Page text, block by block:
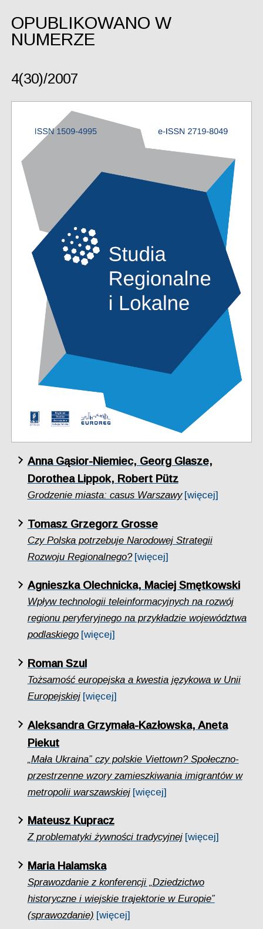
OPUBLIKOWANO W
NUMERZE
4(30)/2007
Anna Gąsior-Niemiec, Georg Glasze,
Dorothea Lippok, Robert Pütz
Grodzenie miasta: casus Warszawy [więcej]
Tomasz Grzegorz Grosse
Czy Polska potrzebuje Narodowej Strategii
Rozwoju Regionalnego? [więcej]
Agnieszka Olechnicka, Maciej Smętkowski
Wpływ technologii teleinformacyjnych na rozwój
regionu peryferyjnego na przykładzie województwa
podlaskiego [więcej]
Roman Szul
Tożsamość europejska a kwestia językowa w Unii
Europejskiej [więcej]
Aleksandra Grzymała-Kazłowska, Aneta
Piekut
„Mała Ukraina” czy polskie Viettown? Społeczno-
przestrzenne wzory zamieszkiwania imigrantów w
metropolii warszawskiej [więcej]
Mateusz Kupracz
Z problematyki żywności tradycyjnej [więcej]
Maria Halamska
Sprawozdanie z konferencji „Dziedzictwo
historyczne i wiejskie trajektorie w Europie”
(sprawozdanie) [więcej]